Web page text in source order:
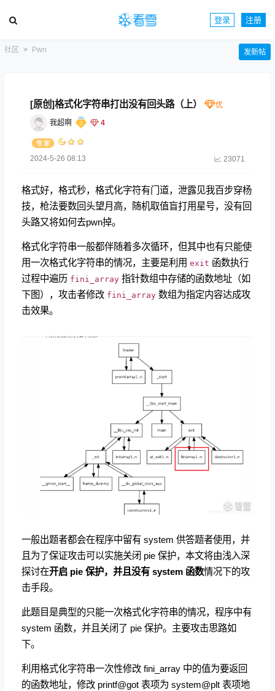
登录 注册
社区 Pwn 发新帖
[原创]格式化字符串打出没有回头路（上）
我超啊 4
2024-5-26 08:13 23071
格式好，格式秒，格式化字符有门道，泄露见我百步穿杨
技，枪法要数回头望月高，随机取值盲打用星号，没有回
头路又将如何去pwn掉。
格式化字符串一般都伴随着多次循环，但其中也有只能使
用一次格式化字符串的情况，主要是利用 exit 函数执行
过程中遍历 fini_array 指针数组中存储的函数地址（如
下图），攻击者修改 fini_array 数组为指定内容达成攻
击效果。
一般出题者都会在程序中留有 system 供答题者使用，并
且为了保证攻击可以实施关闭 pie 保护，本文将由浅入深
探讨在开启 pie 保护，并且没有 system 函数情况下的攻
击手段。
此题目是典型的只能一次格式化字符串的情况，程序中有
system 函数，并且关闭了 pie 保护。主要攻击思路如
下。
利用格式化字符串一次性修改 fini_array 中的值为要返回
的函数地址，修改 printf@got 表项为 system@plt 表项地